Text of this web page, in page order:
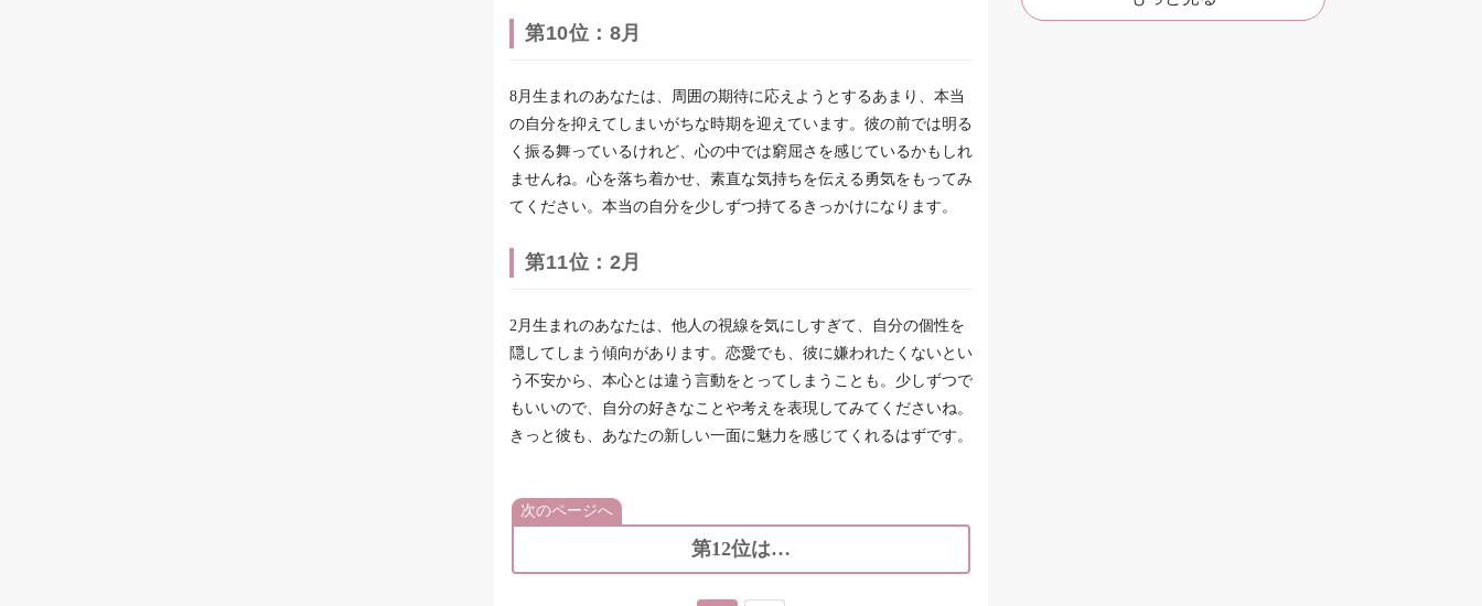
第10位：8月
8月生まれのあなたは、周囲の期待に応えようとするあまり、本当
の自分を抑えてしまいがちな時期を迎えています。彼の前では明る
く振る舞っているけれど、心の中では窮屈さを感じているかもしれ
ませんね。心を落ち着かせ、素直な気持ちを伝える勇気をもってみ
てください。本当の自分を少しずつ持てるきっかけになります。
第11位：2月
2月生まれのあなたは、他人の視線を気にしすぎて、自分の個性を
隠してしまう傾向があります。恋愛でも、彼に嫌われたくないとい
う不安から、本心とは違う言動をとってしまうことも。少しずつで
もいいので、自分の好きなことや考えを表現してみてくださいね。
きっと彼も、あなたの新しい一面に魅力を感じてくれるはずです。
次のページへ
第12位は…